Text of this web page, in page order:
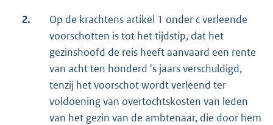
2.
Op de krachtens artikel 1 onder c verleende
voorschotten is tot het tijdstip, dat het
gezinshoofd de reis heeft aanvaard een rente
van acht ten honderd 's jaars verschuldigd,
tenzij het voorschot wordt verleend ter
voldoening van overtochtskosten van leden
van het gezin van de ambtenaar, die door hem